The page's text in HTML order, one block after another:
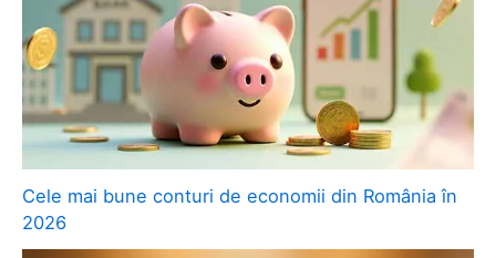
Cele mai bune conturi de economii din România în
2026